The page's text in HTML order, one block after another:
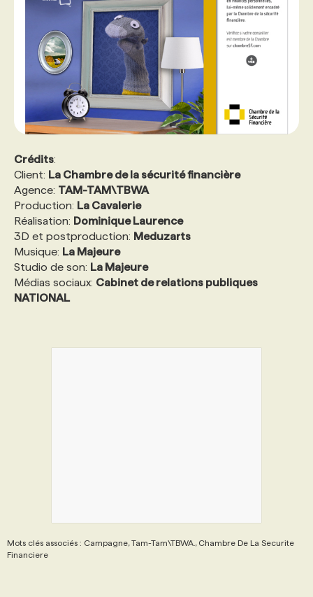
Crédits:
Client: La Chambre de la sécurité financière
Agence: TAM-TAM\TBWA
Production: La Cavalerie
Réalisation: Dominique Laurence
3D et postproduction: Meduzarts
Musique: La Majeure
Studio de son: La Majeure
Médias sociaux: Cabinet de relations publiques
NATIONAL
Mots clés associés : Campagne, Tam-Tam\TBWA., Chambre De La Securite
Financiere